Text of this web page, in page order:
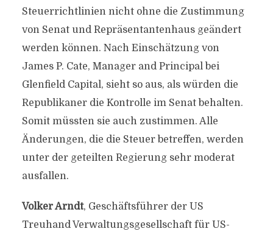
Steuerrichtlinien nicht ohne die Zustimmung
von Senat und Repräsentantenhaus geändert
werden können. Nach Einschätzung von
James P. Cate, Manager and Principal bei
Glenfield Capital, sieht so aus, als würden die
Republikaner die Kontrolle im Senat behalten.
Somit müssten sie auch zustimmen. Alle
Änderungen, die die Steuer betreffen, werden
unter der geteilten Regierung sehr moderat
ausfallen.
Volker Arndt, Geschäftsführer der US
Treuhand Verwaltungsgesellschaft für US-